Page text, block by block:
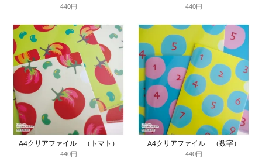
440円
440円
A4クリアファイル （トマト）
440円
A4クリアファイル （数字）
440円